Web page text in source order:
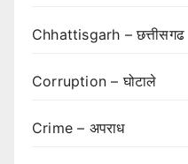
Chhattisgarh – छत्तीसगढ
Corruption – घोटाले
Crime – अपराध